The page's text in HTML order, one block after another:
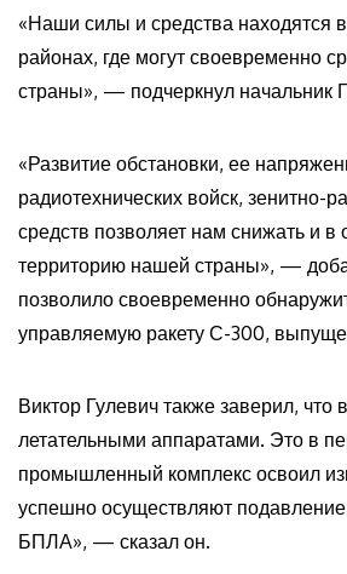
«Наши силы и средства находятся
районах, где могут своевременно
страны», — подчеркнул начальник
«Развитие обстановки, ее
радиотехнических войск,
средств позволяет нам снижать и
территорию нашей страны», —
позволило своевременно
управляемую ракету С-300,
Виктор Гулевич также заверил,
летательными аппаратами. Это в
промышленный комплекс освоил
успешно осуществляют подавление
БПЛА», — сказал он.